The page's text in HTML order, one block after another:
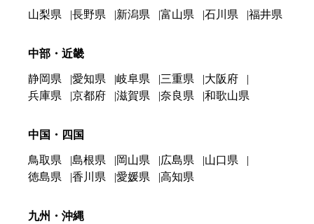
山梨県 長野県 新潟県 富山県 石川県 福井県
中部・近畿
静岡県 愛知県 岐阜県 三重県
大阪府
兵庫県
京都府 滋賀県 奈良県 和歌山県
中国・四国
鳥取県 島根県 岡山県 広島県
山口県
徳島県
香川県 愛媛県 高知県
九州・沖縄